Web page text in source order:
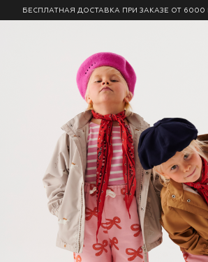
БЕСПЛАТНАЯ ДОСТАВКА ПРИ ЗАКАЗЕ ОТ 6000